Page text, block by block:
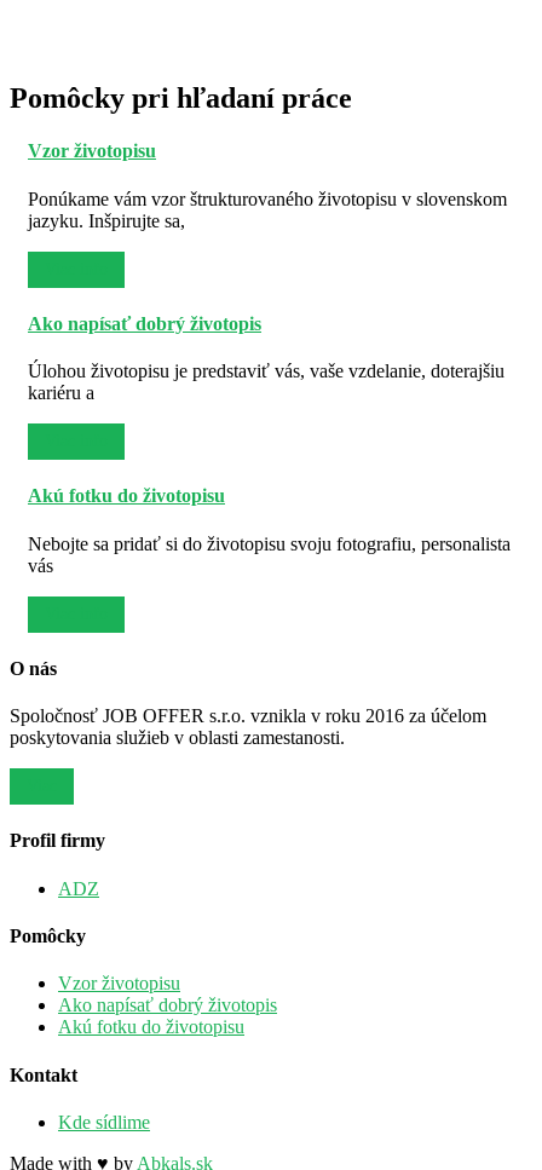
Pomôcky pri hľadaní práce
Vzor životopisu
Ponúkame vám vzor štrukturovaného životopisu v slovenskom
jazyku. Inšpirujte sa,
Ako napísať dobrý životopis
Úlohou životopisu je predstaviť vás, vaše vzdelanie, doterajšiu
kariéru a
Akú fotku do životopisu
Nebojte sa pridať si do životopisu svoju fotografiu, personalista
vás
O nás
Spoločnosť JOB OFFER s.r.o. vznikla v roku 2016 za účelom
poskytovania služieb v oblasti zamestanosti.
Profil firmy
ADZ
Pomôcky
Vzor životopisu
Ako napísať dobrý životopis
Akú fotku do životopisu
Kontakt
Kde sídlime
Made with ♥ by Abkals.sk